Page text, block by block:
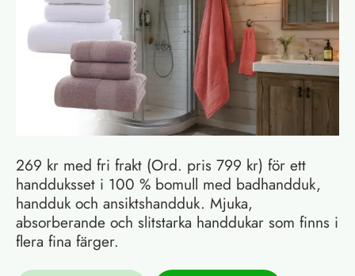
269 kr med fri frakt (Ord. pris 799 kr) för ett
handduksset i 100 % bomull med badhandduk,
handduk och ansiktshandduk. Mjuka,
absorberande och slitstarka handdukar som finns i
flera fina färger.